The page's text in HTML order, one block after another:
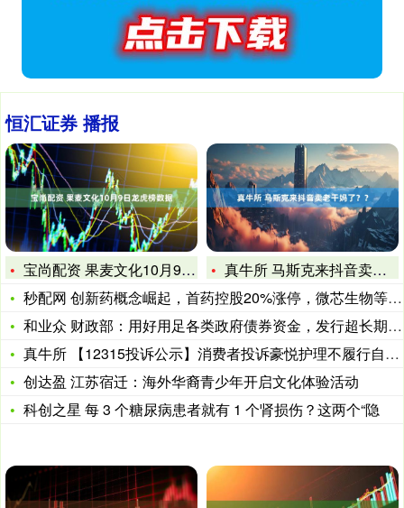
恒汇证券 播报
宝尚配资 果麦文化10月9日龙虎榜数据
真牛所 马斯克来抖音卖老干妈了？？
秒配网 创新药概念崛起，首药控股20%涨停，微芯生物等大涨
和业众 财政部：用好用足各类政府债券资金，发行超长期特别国债
真牛所 【12315投诉公示】消费者投诉豪悦护理不履行自己明
创达盈 江苏宿迁：海外华裔青少年开启文化体验活动
科创之星 每 3 个糖尿病患者就有 1 个肾损伤？这两个“隐